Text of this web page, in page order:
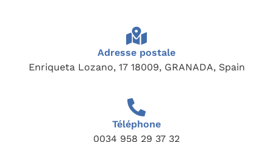
Adresse postale
Enriqueta Lozano, 17 18009, GRANADA, Spain
Téléphone
0034 958 29 37 32